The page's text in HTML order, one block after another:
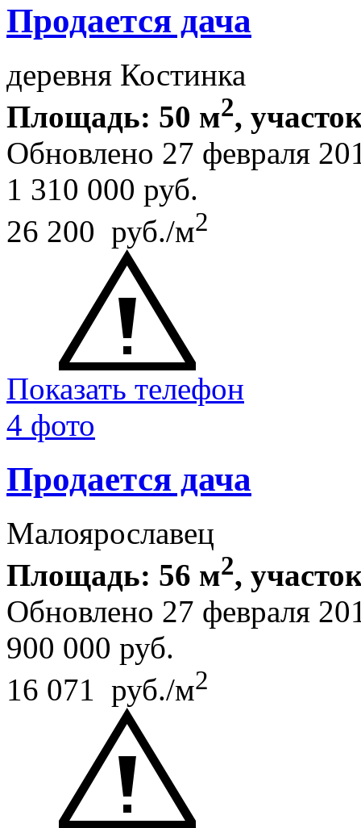
Продается дача
деревня Костинка
Площадь: 50 м2,
Обновлено 27 февраля
1 310 000 руб.
26 200 руб./м2
Показать телефон
4 фото
Продается дача
Малоярославец
Площадь: 56 м2,
Обновлено 27 февраля
900 000 руб.
16 071 руб./м2